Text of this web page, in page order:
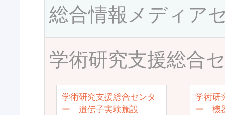
総合情報メディア
学術研究支援総合
学術研究支援総合センタ
ー 遺伝子実験施設
学術研
ー 機